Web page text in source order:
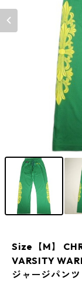
Size【M】
VARSITY
ジャージパン